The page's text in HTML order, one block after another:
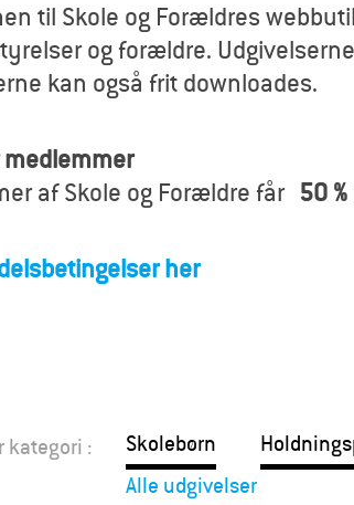
til Skole og Forældres
og forældre.
kan også frit downloades.
medlemmer
af Skole og Forældre får 50
her
kategori : Skolebørn
Alle udgivelser